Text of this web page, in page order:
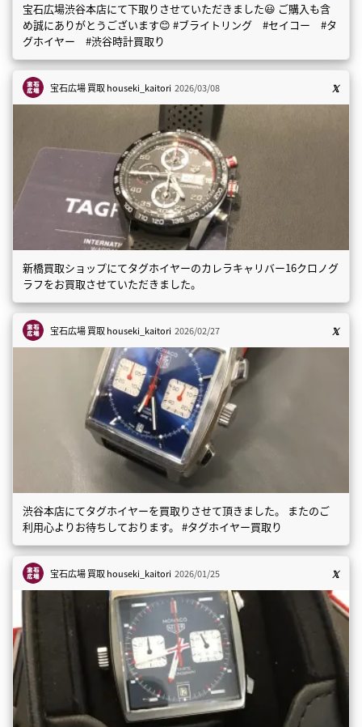
宝石広場渋谷本店にて下取りさせていただきました😃 ご購入も含
め誠にありがとうございます😊 #ブライトリング #セイコー #タ
グホイヤー #渋谷時計買取り
宝石広場 買取houseki_kaitori 2026/03/08
新橋買取ショップにてタグホイヤーのカレラキャリバー16クロノグ
ラフをお買取させていただきました。
宝石広場 買取houseki_kaitori 2026/02/27
渋谷本店にてタグホイヤーを買取りさせて頂きました。 またのご
利用心よりお待ちしております。 #タグホイヤー買取り
宝石広場 買取houseki_kaitori 2026/01/25